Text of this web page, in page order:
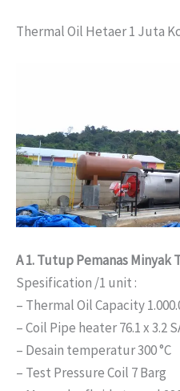
Thermal Oil Hetaer 1 Juta
A 1. Tutup Pemanas Minyak
Spesification /1 unit :
– Thermal Oil Capacity
– Coil Pipe heater 76.1 x 3.2
– Desain temperatur 300 °C
– Test Pressure Coil 7 Barg